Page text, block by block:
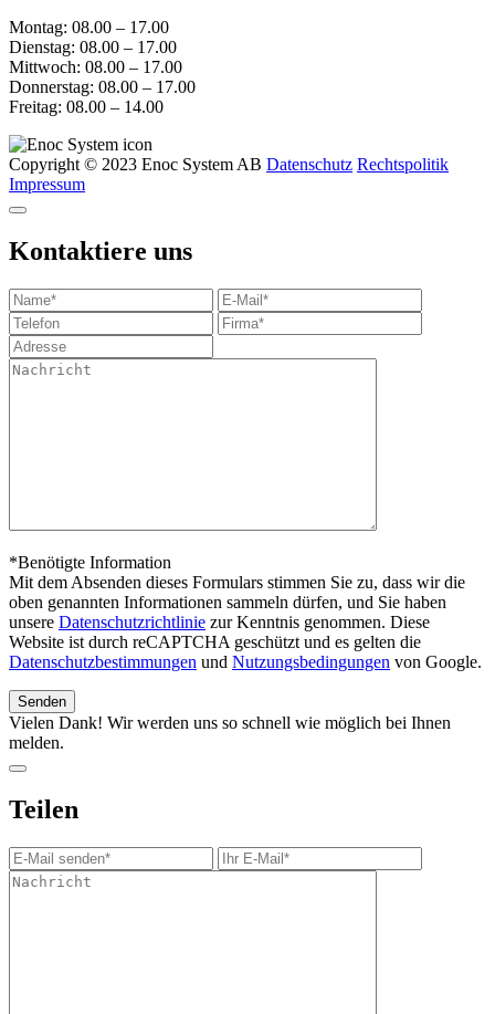
Montag: 08.00 – 17.00
Dienstag: 08.00 – 17.00
Mittwoch: 08.00 – 17.00
Donnerstag: 08.00 – 17.00
Freitag: 08.00 – 14.00
Copyright © 2023 Enoc System AB Datenschutz Rechtspolitik
Impressum
Kontaktiere uns
*Benötigte Information
Mit dem Absenden dieses Formulars stimmen Sie zu, dass wir die
oben genannten Informationen sammeln dürfen, und Sie haben
unsere Datenschutzrichtlinie zur Kenntnis genommen. Diese
Website ist durch reCAPTCHA geschützt und es gelten die
Datenschutzbestimmungen und Nutzungsbedingungen von Google.
Vielen Dank! Wir werden uns so schnell wie möglich bei Ihnen
melden.
Teilen